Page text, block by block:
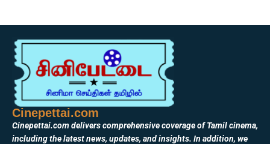
Cinepettai.com
Cinepettai.com delivers comprehensive coverage of Tamil cinema,
including the latest news, updates, and insights. In addition, we